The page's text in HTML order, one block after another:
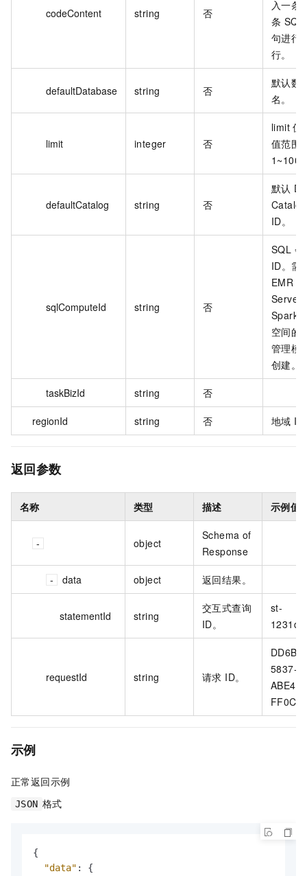
codeContent string 否
入一条
条 SQL
句进行
行。
defaultDatabase string 否
默认数
名。
limit integer 否
limit 值
值范围
defaultCatalog string 否
默认
Catalog
ID。
sqlComputeId string 否
SQL 会
ID。需
EMR
Spark
空间的
管理模
创建。
taskBizId string 否
regionId string 否 地域 ID
返回参数
名称 类型 描述 示例值
object
Schema of
Response
data object 返回结果。
statementId string
交互式查询
ID。
st-
requestId string 请求 ID。
5837-
ABE4-
示例
正常返回示例
JSON 格式
{
"data" :
{